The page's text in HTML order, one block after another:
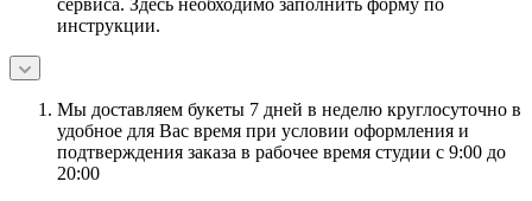
инструкции.
Мы доставляем букеты 7 дней в неделю круглосуточно в
удобное для Вас время при условии оформления и
подтверждения заказа в рабочее время студии с 9:00 до
20:00